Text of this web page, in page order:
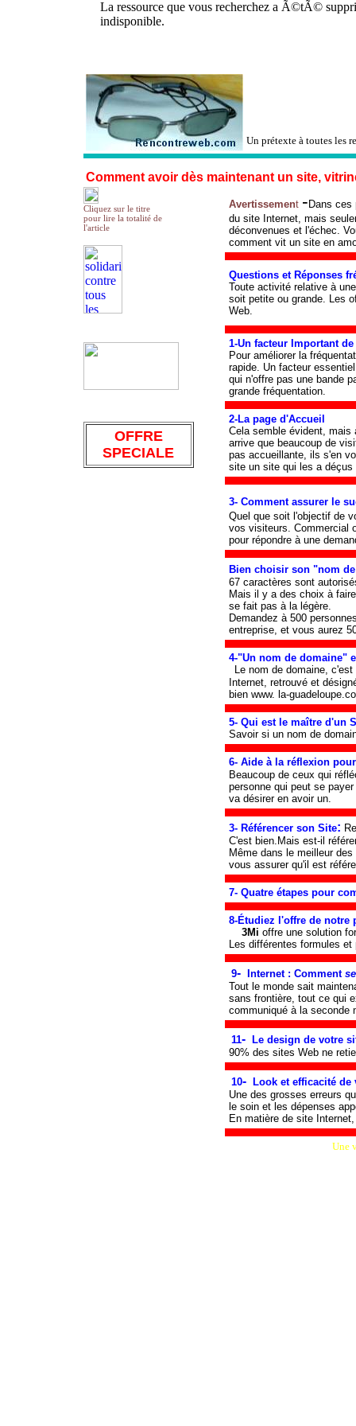
Un prétexte à toutes les
Comment avoir dès maintenant un site,
Cliquez sur le titre
pour lire la totalité de
l'article
OFFRE
SPECIALE
Avertissement - Dans ces
du site Internet, mais
déconvenues et l'échec.
comment vit un site en
Questions et Réponses
Toute activité relative à
soit petite ou grande. Les
Web.
1-Un facteur Important
Pour améliorer la
rapide. Un facteur
qui n'offre pas une bande
grande fréquentation.
2-La page d'Accueil
Cela semble évident,
arrive que beaucoup de
pas accueillante, ils s'en
site un site qui les a déçus
3- Comment assurer le
Quel que soit l'objectif de
vos visiteurs. Commercial
pour répondre à une
Bien choisir son "nom
67 caractères sont
Mais il y a des choix à
se fait pas à la légère.
Demandez à 500
entreprise, et vous aurez
4-"Un nom de domaine"
Le nom de domaine,
Internet, retrouvé et
bien www. la-
5- Qui est le maître d'un
Savoir si un nom de
6- Aide à la réflexion
Beaucoup de ceux qui
personne qui peut se
va désirer en avoir un.
3- Référencer son Site:
C'est bien.Mais est-il
Même dans le meilleur
vous assurer qu'il est
7- Quatre étapes pour
8-Étudiez l'offre de notre
3Mi offre une solution
Les différentes formules
9- Internet : Comment se
Tout le monde sait
sans frontière, tout ce qui
communiqué à la seconde
11-
Le design de votre
90% des sites Web ne
10-
Look et efficacité de
Une des grosses erreurs
le soin et les dépenses
En matière de site
Une